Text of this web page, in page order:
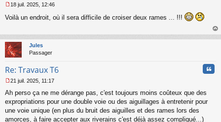
e
a
g
e
o
l
u
18 juil. 2025, 12:46
Voilà un endroit, où il sera difficile de croiser deux rames ... !!!
au
Jules
Passager
Re: Travaux T6
e
s
s
21 juil. 2025, 11:17
Ah perso ça ne me dérange pas, c'est toujours moins coûteux que des
expropriations pour une double voie ou des aiguillages à entretenir pour
une voie unique (en plus du bruit des aiguilles et des rames lors des
amorces, à faire accepter aux riverains c'est déjà assez compliqué...)